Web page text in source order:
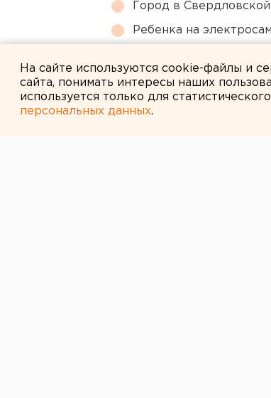
Город в
Ребенка на
На сайте используются cookie-файлы и
сайта, понимать интересы наших
используется только для
персональных данных.